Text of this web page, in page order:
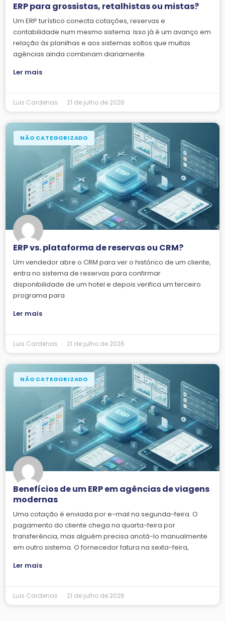
ERP para grossistas, retalhistas ou mistas?
Um ERP turístico conecta cotações, reservas e
contabilidade num mesmo sistema. Isso já é um avanço em
relação às planilhas e aos sistemas soltos que muitas
agências ainda combinam diariamente.
Ler mais
Luis Cardenas 21 de julho de 2026
NÃO CATEGORIZADO
ERP vs. plataforma de reservas ou CRM?
Um vendedor abre o CRM para ver o histórico de um cliente,
entra no sistema de reservas para confirmar
disponibilidade de um hotel e depois verifica um terceiro
programa para
Ler mais
Luis Cardenas 21 de julho de 2026
NÃO CATEGORIZADO
Benefícios de um ERP em agências de viagens
modernas
Uma cotação é enviada por e-mail na segunda-feira. O
pagamento do cliente chega na quarta-feira por
transferência, mas alguém precisa anotá-lo manualmente
em outro sistema. O fornecedor fatura na sexta-feira,
Ler mais
Luis Cardenas 21 de julho de 2026